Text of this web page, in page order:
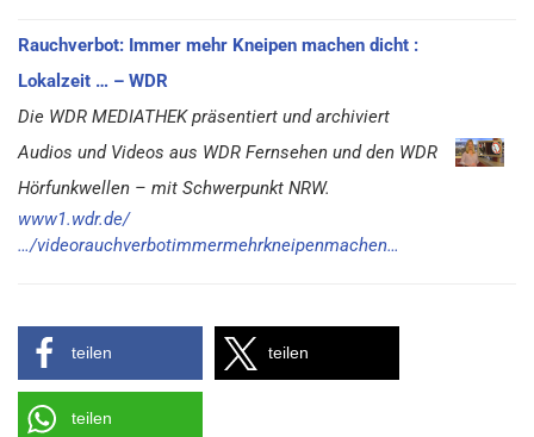
Rauchverbot: Immer mehr Kneipen machen dicht :
Lokalzeit … – WDR
Die WDR MEDIATHEK präsentiert und archiviert
Audios und Videos aus WDR Fernsehen und den WDR
Hörfunkwellen – mit Schwerpunkt NRW.
www1.wdr.de/
…/videorauchverbotimmermehrkneipenmachen…
teilen teilen
teilen